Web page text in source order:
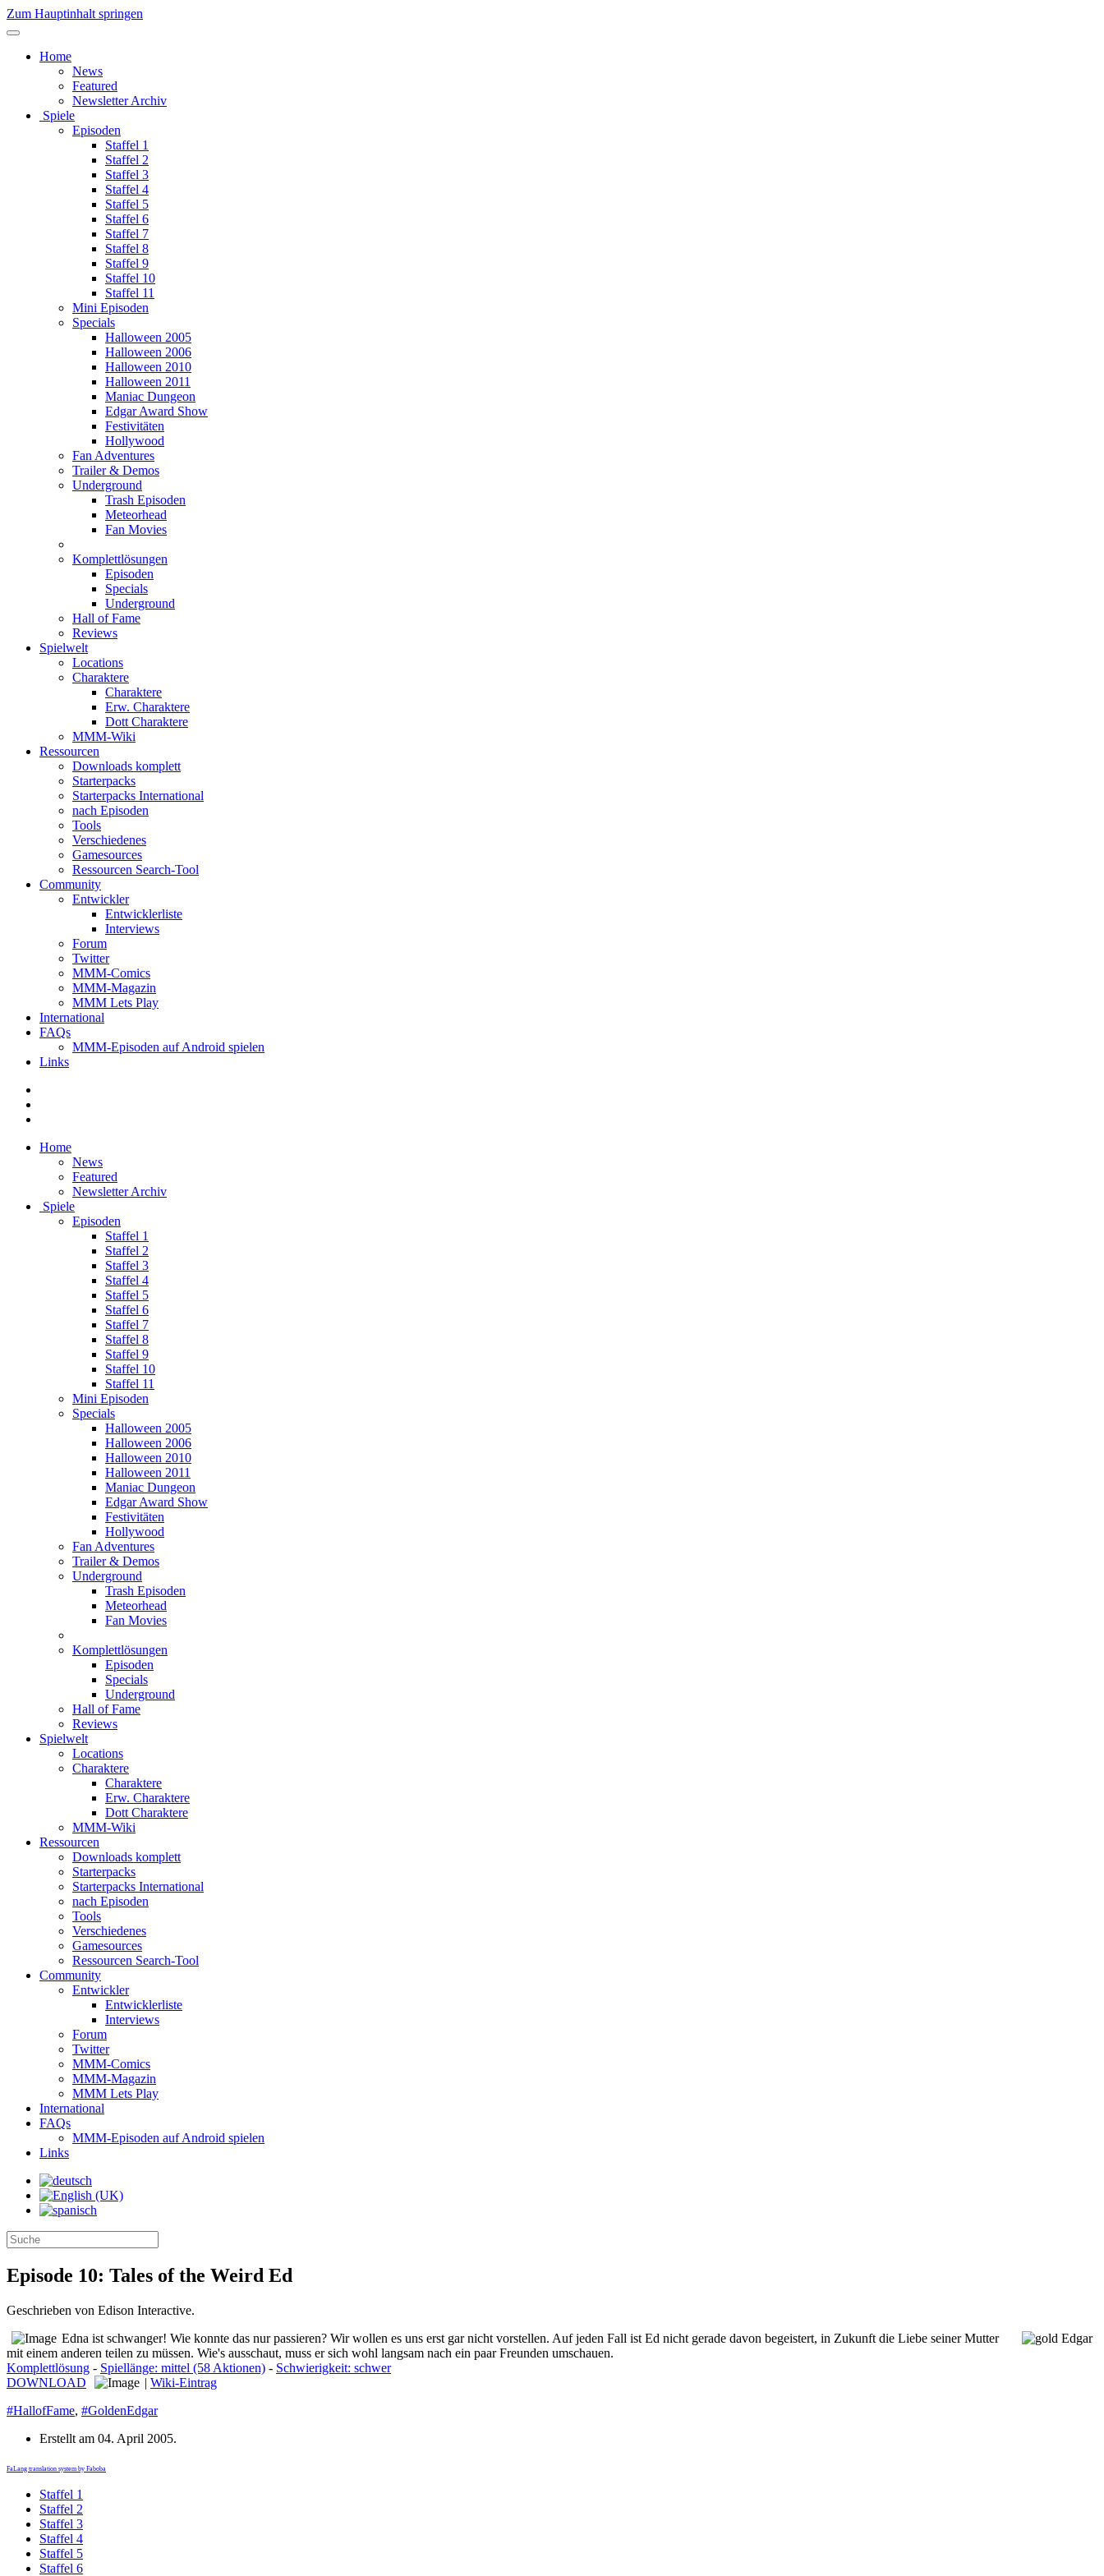
Zum Hauptinhalt springen
Home
News
Featured
Newsletter Archiv
Spiele
Episoden
Staffel 1
Staffel 2
Staffel 3
Staffel 4
Staffel 5
Staffel 6
Staffel 7
Staffel 8
Staffel 9
Staffel 10
Staffel 11
Mini Episoden
Specials
Halloween 2005
Halloween 2006
Halloween 2010
Halloween 2011
Maniac Dungeon
Edgar Award Show
Festivitäten
Hollywood
Fan Adventures
Trailer & Demos
Underground
Trash Episoden
Meteorhead
Fan Movies
Komplettlösungen
Episoden
Specials
Underground
Hall of Fame
Reviews
Spielwelt
Locations
Charaktere
Charaktere
Erw. Charaktere
Dott Charaktere
MMM-Wiki
Ressourcen
Downloads komplett
Starterpacks
Starterpacks International
nach Episoden
Tools
Verschiedenes
Gamesources
Ressourcen Search-Tool
Community
Entwickler
Entwicklerliste
Interviews
Forum
Twitter
MMM-Comics
MMM-Magazin
MMM Lets Play
International
FAQs
MMM-Episoden auf Android spielen
Links
Home
News
Featured
Newsletter Archiv
Spiele
Episoden
Staffel 1
Staffel 2
Staffel 3
Staffel 4
Staffel 5
Staffel 6
Staffel 7
Staffel 8
Staffel 9
Staffel 10
Staffel 11
Mini Episoden
Specials
Halloween 2005
Halloween 2006
Halloween 2010
Halloween 2011
Maniac Dungeon
Edgar Award Show
Festivitäten
Hollywood
Fan Adventures
Trailer & Demos
Underground
Trash Episoden
Meteorhead
Fan Movies
Komplettlösungen
Episoden
Specials
Underground
Hall of Fame
Reviews
Spielwelt
Locations
Charaktere
Charaktere
Erw. Charaktere
Dott Charaktere
MMM-Wiki
Ressourcen
Downloads komplett
Starterpacks
Starterpacks International
nach Episoden
Tools
Verschiedenes
Gamesources
Ressourcen Search-Tool
Community
Entwickler
Entwicklerliste
Interviews
Forum
Twitter
MMM-Comics
MMM-Magazin
MMM Lets Play
International
FAQs
MMM-Episoden auf Android spielen
Links
Episode 10: Tales of the Weird Ed
Geschrieben von Edison Interactive.
Edna ist schwanger! Wie konnte das nur passieren? Wir wollen es uns erst gar nicht vorstellen. Auf jeden Fall ist Ed nicht gerade davon begeistert, in Zukunft die Liebe seiner Mutter
mit einem anderen teilen zu müssen. Wie's ausschaut, muss er sich wohl langsam nach ein paar Freunden umschauen.
Komplettlösung - Spiellänge: mittel (58 Aktionen) - Schwierigkeit: schwer
DOWNLOAD
| Wiki-Eintrag
#HallofFame, #GoldenEdgar
Erstellt am 04. April 2005.
FaLang translation system by Faboba
Staffel 1
Staffel 2
Staffel 3
Staffel 4
Staffel 5
Staffel 6